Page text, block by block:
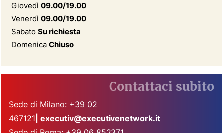
Giovedì 09.00/19.00
Venerdì 09.00/19.00
Sabato Su richiesta
Domenica Chiuso
Contattaci subito
Sede di Milano: +39 02
467121 executiv@executivenetwork.it